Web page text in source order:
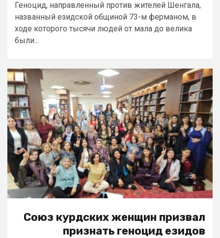
Геноцид, направленный против жителей Шенгала,
названный езидской общиной 73-м ферманом, в
ходе которого тысячи людей от мала до велика
были...
Союз курдских женщин призвал
признать геноцид езидов